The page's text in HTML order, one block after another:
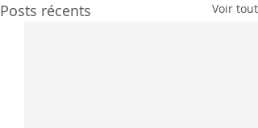
Posts récents Voir tout